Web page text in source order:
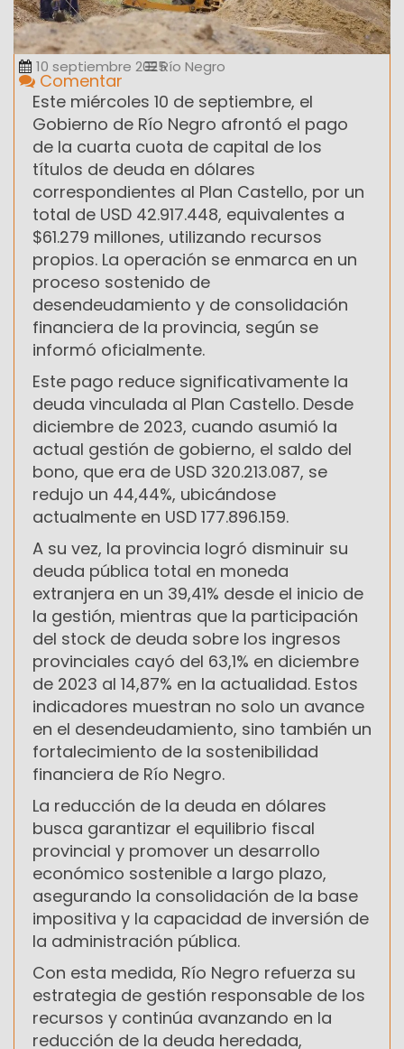
10 septiembre 2025Río Negro
Comentar
Este miércoles 10 de septiembre, el
Gobierno de Río Negro afrontó el pago
de la cuarta cuota de capital de los
títulos de deuda en dólares
correspondientes al Plan Castello, por un
total de USD 42.917.448, equivalentes a
$61.279 millones, utilizando recursos
propios. La operación se enmarca en un
proceso sostenido de
desendeudamiento y de consolidación
financiera de la provincia, según se
informó oficialmente.
Este pago reduce significativamente la
deuda vinculada al Plan Castello. Desde
diciembre de 2023, cuando asumió la
actual gestión de gobierno, el saldo del
bono, que era de USD 320.213.087, se
redujo un 44,44%, ubicándose
actualmente en USD 177.896.159.
A su vez, la provincia logró disminuir su
deuda pública total en moneda
extranjera en un 39,41% desde el inicio de
la gestión, mientras que la participación
del stock de deuda sobre los ingresos
provinciales cayó del 63,1% en diciembre
de 2023 al 14,87% en la actualidad. Estos
indicadores muestran no solo un avance
en el desendeudamiento, sino también un
fortalecimiento de la sostenibilidad
financiera de Río Negro.
La reducción de la deuda en dólares
busca garantizar el equilibrio fiscal
provincial y promover un desarrollo
económico sostenible a largo plazo,
asegurando la consolidación de la base
impositiva y la capacidad de inversión de
la administración pública.
Con esta medida, Río Negro refuerza su
estrategia de gestión responsable de los
recursos y continúa avanzando en la
reducción de la deuda heredada,